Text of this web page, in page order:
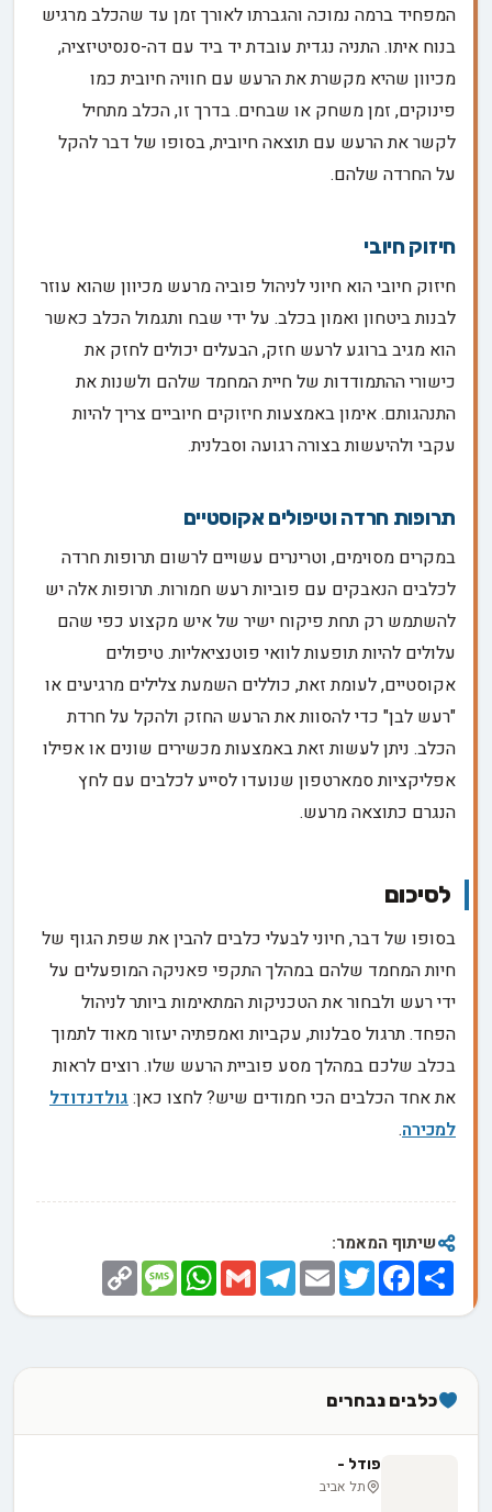
המפחיד ברמה נמוכה והגברתו לאורך זמן עד שהכלב מרגיש
בנוח איתו. התניה נגדית עובדת יד ביד עם דה-סנסיטיזציה,
מכיוון שהיא מקשרת את הרעש עם חוויה חיובית כמו
פינוקים, זמן משחק או שבחים. בדרך זו, הכלב מתחיל
לקשר את הרעש עם תוצאה חיובית, בסופו של דבר להקל
על החרדה שלהם.
חיזוק חיובי
חיזוק חיובי הוא חיוני לניהול פוביה מרעש מכיוון שהוא עוזר
לבנות ביטחון ואמון בכלב. על ידי שבח ותגמול הכלב כאשר
הוא מגיב ברוגע לרעש חזק, הבעלים יכולים לחזק את
כישורי ההתמודדות של חיית המחמד שלהם ולשנות את
התנהגותם. אימון באמצעות חיזוקים חיוביים צריך להיות
עקבי ולהיעשות בצורה רגועה וסבלנית.
תרופות חרדה וטיפולים אקוסטיים
במקרים מסוימים, וטרינרים עשויים לרשום תרופות חרדה
לכלבים הנאבקים עם פוביות רעש חמורות. תרופות אלה יש
להשתמש רק תחת פיקוח ישיר של איש מקצוע כפי שהם
עלולים להיות תופעות לוואי פוטנציאליות. טיפולים
אקוסטיים, לעומת זאת, כוללים השמעת צלילים מרגיעים או
"רעש לבן" כדי להסוות את הרעש החזק ולהקל על חרדת
הכלב. ניתן לעשות זאת באמצעות מכשירים שונים או אפילו
אפליקציות סמארטפון שנועדו לסייע לכלבים עם לחץ
הנגרם כתוצאה מרעש.
לסיכום
בסופו של דבר, חיוני לבעלי כלבים להבין את שפת הגוף של
חיות המחמד שלהם במהלך התקפי פאניקה המופעלים על
ידי רעש ולבחור את הטכניקות המתאימות ביותר לניהול
הפחד. תרגול סבלנות, עקביות ואמפתיה יעזור מאוד לתמוך
בכלב שלכם במהלך מסע פוביית הרעש שלו. רוצים לראות
את אחד הכלבים הכי חמודים שיש? לחצו כאן:גולדנדודל
למכירה.
שיתוף המאמר:
Share
Facebook
Twitter
Email
Telegram
Gmail
WhatsApp
Message
Copy
Link
כלבים נבחרים
פודל -
תל אביב